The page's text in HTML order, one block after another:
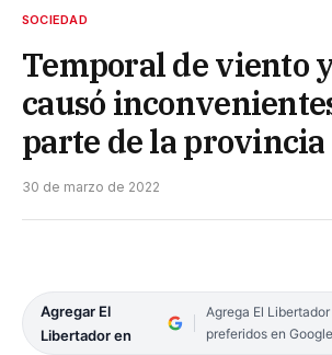
SOCIEDAD
Temporal de viento
causó
parte de la provincia
30 de marzo de 2022
Agregar El
Libertador en
Agrega El
preferidos en Google